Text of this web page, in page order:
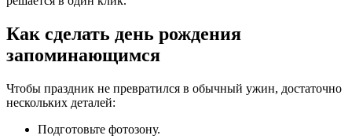
Как сделать день рождения
запоминающимся
Чтобы праздник не превратился в обычный ужин, достаточно
нескольких деталей:
Подготовьте фотозону.